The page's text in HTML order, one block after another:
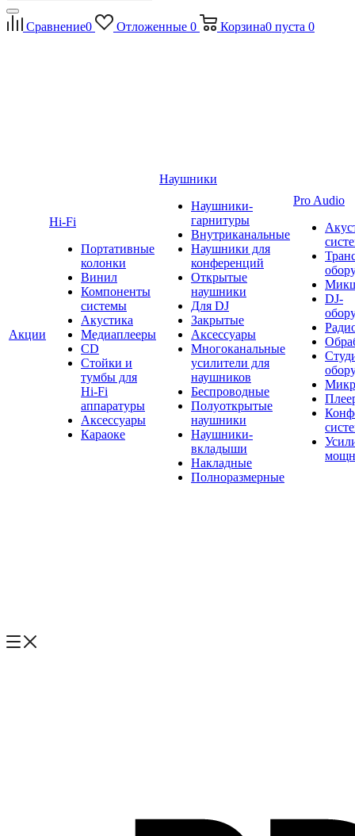
Сравнение0 Отложенные 0 Корзина0 пуста 0
Акции
Hi-Fi
Портативные
колонки
Винил
Компоненты
системы
Акустика
Медиаплееры
CD
Стойки и
тумбы для
Hi-Fi
аппаратуры
Аксессуары
Караоке
Наушники
Наушники-
гарнитуры
Внутриканальные
Наушники для
конференций
Открытые
наушники
Для DJ
Закрытые
Аксессуары
Многоканальные
усилители для
наушников
Беспроводные
Полуоткрытые
наушники
Наушники-
вкладыши
Накладные
Полноразмерные
Pro Audio
DJ-